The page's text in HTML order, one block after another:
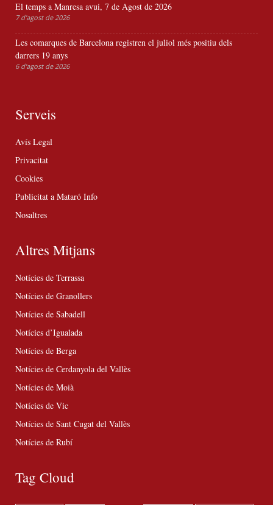
El temps a Manresa avui, 7 de Agost de 2026
7 d'agost de 2026
Les comarques de Barcelona registren el juliol més positiu dels
darrers 19 anys
6 d'agost de 2026
Serveis
Avís Legal
Privacitat
Cookies
Publicitat a Mataró Info
Nosaltres
Altres Mitjans
Notícies de Terrassa
Notícies de Granollers
Notícies de Sabadell
Notícies d’Igualada
Notícies de Berga
Notícies de Cerdanyola del Vallès
Notícies de Moià
Notícies de Vic
Notícies de Sant Cugat del Vallès
Notícies de Rubí
Tag Cloud